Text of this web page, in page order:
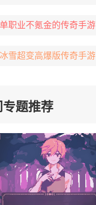
单职业不氪金的传奇手游
冰雪超变高爆版传奇手游
专题推荐